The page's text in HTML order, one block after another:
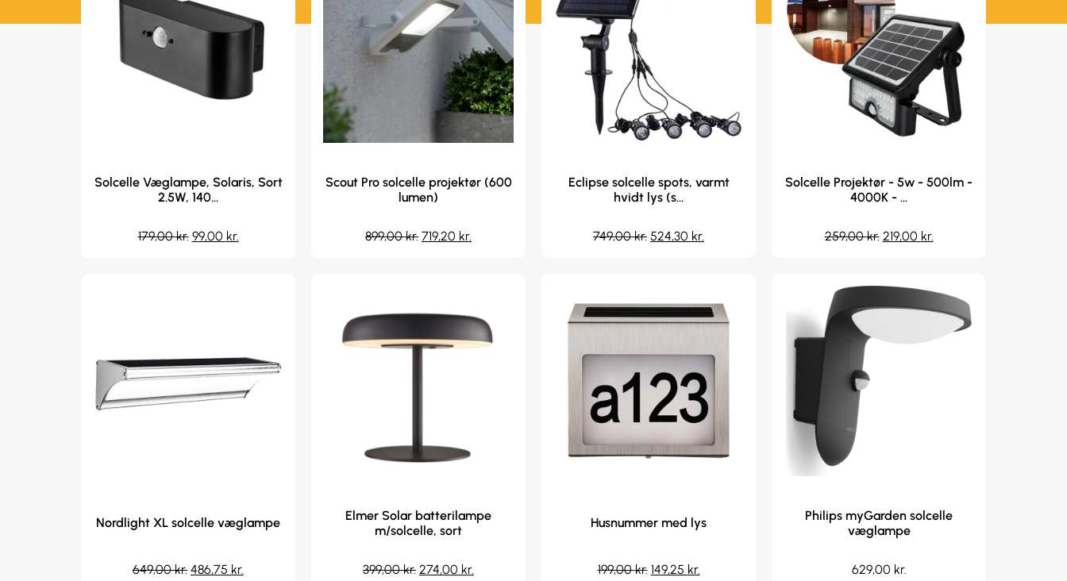
Solcelle Væglampe, Solaris, Sort
2.5W, 140...
179,00kr. 99,00 kr.
Scout Pro solcelle projektør (600
lumen)
899,00kr. 719,20 kr.
Eclipse solcelle spots, varmt
hvidt lys (s...
749,00kr. 524,30 kr.
Solcelle Projektør - 5w - 500lm -
4000K - ...
259,00kr. 219,00 kr.
Nordlight XL solcelle væglampe
649,00kr. 486,75 kr.
Elmer Solar batterilampe
m/solcelle, sort
399,00kr. 274,00 kr.
Husnummer med lys
199,00kr. 149,25 kr.
Philips myGarden solcelle
væglampe
629,00 kr.